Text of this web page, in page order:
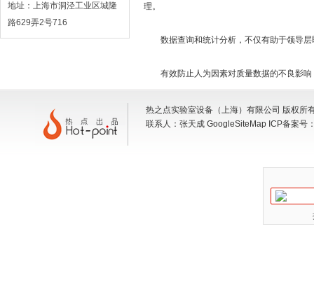
地址：上海市洞泾工业区城隆
路629弄2号716
理。
数据查询和统计分析，不仅有助于领导层
有效防止人为因素对质量数据的不良影响
热之点实验室设备（上海）有限公司 版权
联系人：张天成 GoogleSiteMap ICP备案号